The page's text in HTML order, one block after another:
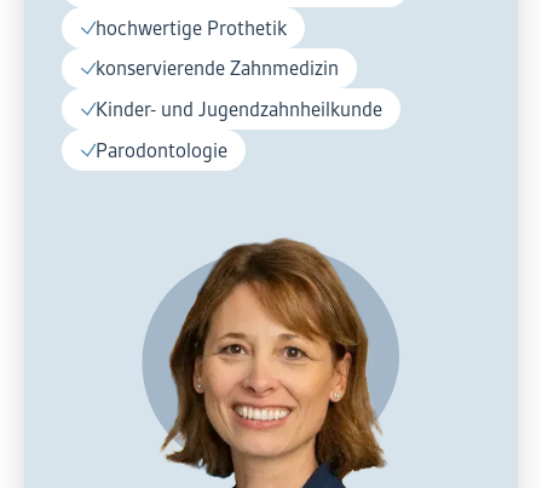
hochwertige Prothetik
konservierende Zahnmedizin
Kinder- und Jugendzahnheilkunde
Parodontologie